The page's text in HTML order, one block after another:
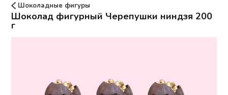
Шоколадные фигуры
Шоколад фигурный Черепушки ниндзя 200
г